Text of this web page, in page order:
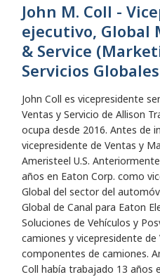
John M. Coll -
ejecutivo, Global
& Service
Servicios
John Coll es vicepresidente
Ventas y Servicio de Allison
ocupa desde 2016. Antes de
vicepresidente de Ventas y
Ameristeel U.S.
años en Eaton Corp. como
Global del sector del
Global de Canal para Eaton
Soluciones de Vehículos y
camiones y vicepresidente
componentes de camiones.
Coll había trabajado 13 años